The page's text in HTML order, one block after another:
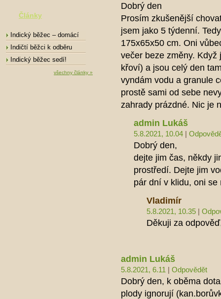
Články
Indický běžec – domácí
mazlíček
Indičtí běžci k odběru
Indický běžec sedí!
všechny články »
Dobrý den
Prosím zkušenější
jsem jako 5 týdenní.
175x65x50 cm. Oni
večer beze změny.
křoví) a jsou celý den
vyndám vodu a granule
prostě sami od sebe
zahrady prázdné. Nic je
admin Lukáš
5.8.2021, 10.04
Dobrý den,
dejte jim čas, někdy
prostředí. Dejte jim
pár dní v klidu, oni
Vladimír
5.8.2021, 10.35
Děkuji za
admin Lukáš
5.8.2021, 6.11 Odpovědět
Dobrý den, k oběma
plody ignorují